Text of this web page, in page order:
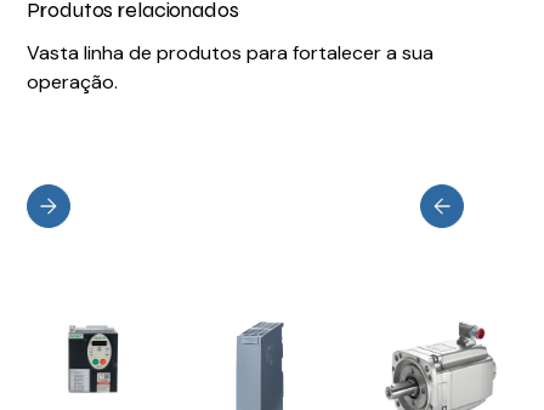
Produtos relacionados
Vasta linha de produtos para fortalecer a sua
operação.